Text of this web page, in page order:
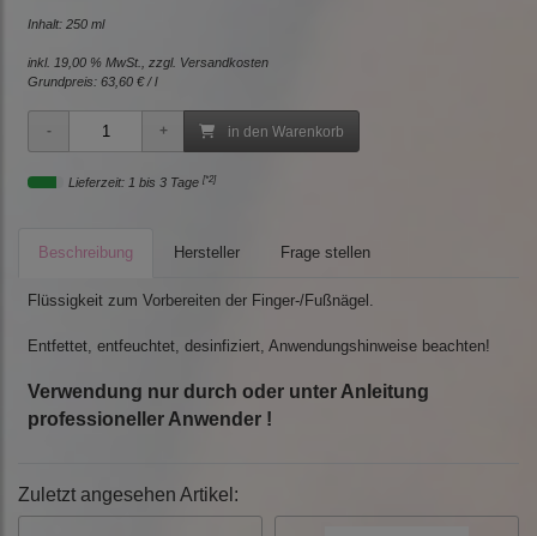
Inhalt: 250 ml
inkl. 19,00 % MwSt., zzgl. Versandkosten
Grundpreis: 63,60 € / l
in den Warenkorb
Lieferzeit: 1 bis 3 Tage [*2]
Beschreibung Hersteller Frage stellen
Flüssigkeit zum Vorbereiten der Finger-/Fußnägel.
Entfettet, entfeuchtet, desinfiziert, Anwendungshinweise beachten!
Verwendung nur durch oder unter Anleitung
professioneller Anwender !
Zuletzt angesehen Artikel: